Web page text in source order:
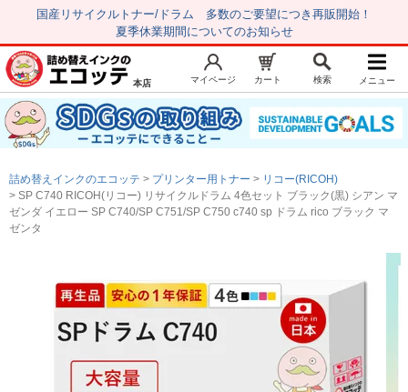
国産リサイクルトナー/ドラム 多数のご要望につき再販開始！
夏季休業期間についてのお知らせ
新規会員登録 マイページ
トップページ お気に入り
注文履歴 レビュー履歴
はじめての方へ
初心者用セット
キャノンインク
ブラザーインク
本店 マイページ カート 検索 メニュー
詰め替えインクのエコッテ プリンター用トナー
リコー(RICOH)
SP C740 RICOH(リコー) リサイクルドラム 4色セット ブラック(黒) シアン マ
ゼンダ イエロー SP C740/SP C751/SP C750 c740 sp ドラム rico ブラック マ
ゼンタ